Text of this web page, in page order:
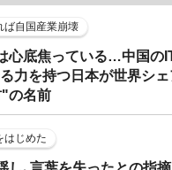
ば自国産業崩壊
心底焦っている…中国の
力を持つ日本が世界シ
の名前
はじめた